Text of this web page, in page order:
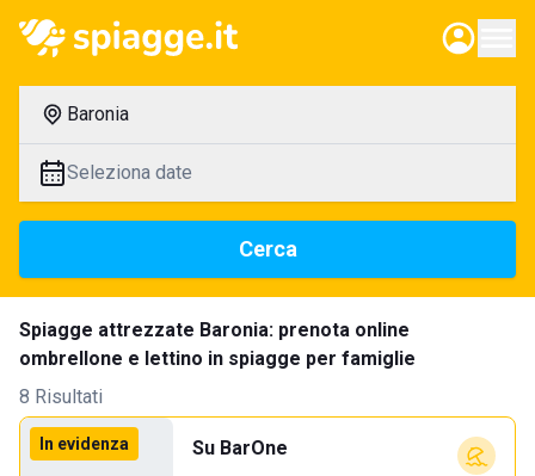
Baronia
Seleziona date
Cerca
Spiagge attrezzate Baronia: prenota online
ombrellone e lettino in spiagge per famiglie
8 Risultati
In evidenza Su BarOne